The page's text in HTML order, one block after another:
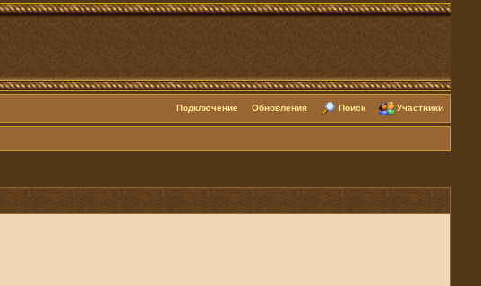
Подключение Обновления Поиск Участники